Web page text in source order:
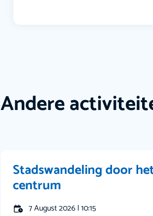
Andere
Stadswandeling door
centrum
7 August 2026 | 10:15